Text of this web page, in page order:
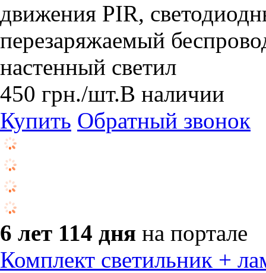
движения PIR,
перезаряжаемый
настенный светил
450 грн./шт.В наличии
Купить Обратный звонок
6 лет 114 дня на портале
Комплект светильник +